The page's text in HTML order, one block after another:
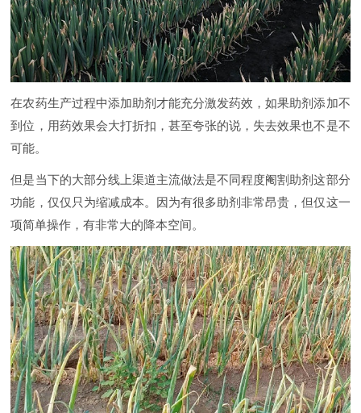
在农药生产过程中添加助剂才能充分激发药效，如果助剂添加不
到位，用药效果会大打折扣，甚至夸张的说，失去效果也不是不
可能。
但是当下的大部分线上渠道主流做法是不同程度阉割助剂这部分
功能，仅仅只为缩减成本。因为有很多助剂非常昂贵，但仅这一
项简单操作，有非常大的降本空间。